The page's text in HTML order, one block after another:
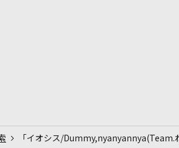
「イオシス/Dummy,nyanyannya(Team.